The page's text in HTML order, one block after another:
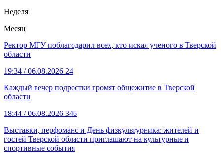
Неделя
Месяц
Ректор МГУ поблагодарил всех, кто искал ученого в Тверской
области
19:34 / 06.08.2026 24
Каждый вечер подростки громят общежитие в Тверской
области
18:44 / 06.08.2026 346
Выставки, перфоманс и День физкультурника: жителей и
гостей Тверской области приглашают на культурные и
спортивные события